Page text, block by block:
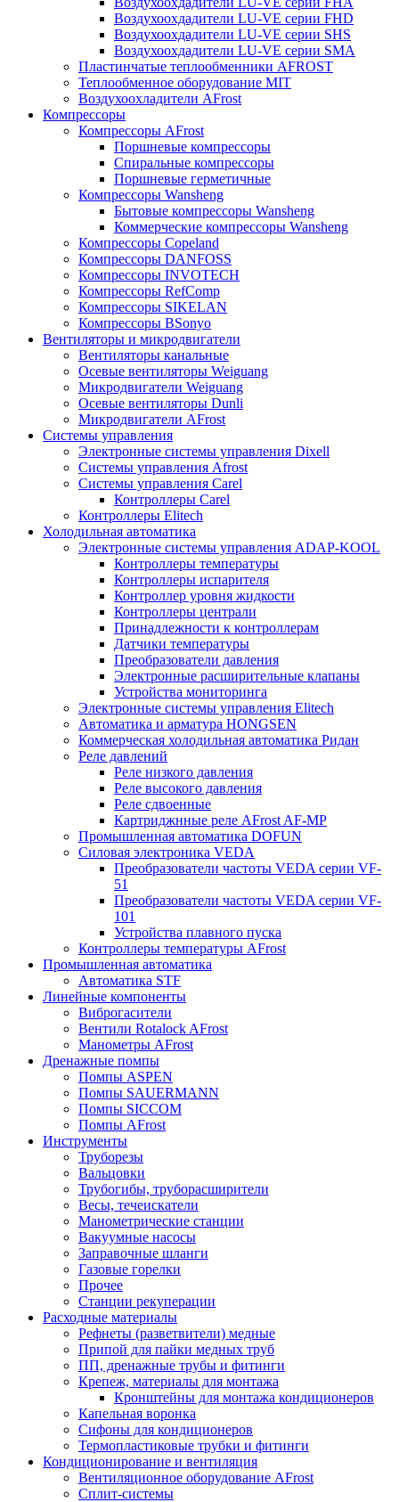
Воздухоохдадители LU-VE серии FHD
Воздухоохдадители LU-VE серии SHS
Воздухоохдадители LU-VE серии SMA
Пластинчатые теплообменники AFROST
Теплообменное оборудование MIT
Воздухоохладители AFrost
Компрессоры
Компрессоры AFrost
Поршневые компрессоры
Спиральные компрессоры
Поршневые герметичные
Компрессоры Wansheng
Бытовые компрессоры Wansheng
Коммерческие компрессоры Wansheng
Компрессоры Copeland
Компрессоры DANFOSS
Компрессоры INVOTECH
Компрессоры RefComp
Компрессоры SIKELAN
Компрессоры BSonyo
Вентиляторы и микродвигатели
Вентиляторы канальные
Осевые вентиляторы Weiguang
Микродвигатели Weiguang
Осевые вентиляторы Dunli
Микродвигатели AFrost
Системы управления
Электронные системы управления Dixell
Системы управления Afrost
Системы управления Carel
Контроллеры Carel
Контроллеры Elitech
Холодильная автоматика
Электронные системы управления ADAP-KOOL
Контроллеры температуры
Контроллеры испарителя
Контроллер уровня жидкости
Контроллеры централи
Принадлежности к контроллерам
Датчики температуры
Преобразователи давления
Электронные расширительные клапаны
Устройства мониторинга
Электронные системы управления Elitech
Автоматика и арматура HONGSEN
Коммерческая холодильная автоматика Ридан
Реле давлений
Реле низкого давления
Реле высокого давления
Реле сдвоенные
Картриджнные реле AFrost AF-MP
Промышленная автоматика DOFUN
Силовая электроника VEDA
Преобразователи частоты VEDA серии VF-
51
Преобразователи частоты VEDA серии VF-
101
Устройства плавного пуска
Контроллеры температуры AFrost
Промышленная автоматика
Автоматика STF
Линейные компоненты
Виброгасители
Вентили Rotalock AFrost
Манометры AFrost
Дренажные помпы
Помпы ASPEN
Помпы SAUERMANN
Помпы SICCOM
Помпы AFrost
Инструменты
Труборезы
Вальцовки
Трубогибы, труборасширители
Весы, течеискатели
Манометрические станции
Вакуумные насосы
Заправочные шланги
Газовые горелки
Прочее
Станции рекуперации
Расходные материалы
Рефнеты (разветвители) медные
Припой для пайки медных труб
ПП, дренажные трубы и фитинги
Крепеж, материалы для монтажа
Кронштейны для монтажа кондиционеров
Капельная воронка
Сифоны для кондиционеров
Термопластиковые трубки и фитинги
Кондиционирование и вентиляция
Вентиляционное оборудование AFrost
Сплит-системы